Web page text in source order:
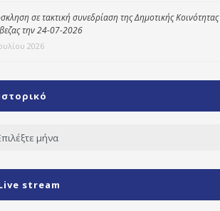
σε τακτική συνεδρίαση της Δημοτικής Κοινότητας
την 24-07-2026
2026
stream